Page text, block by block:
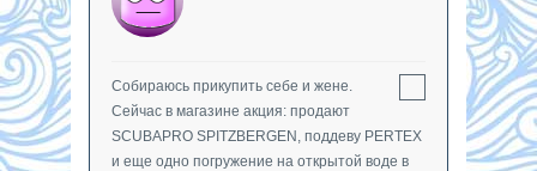
Собираюсь прикупить себе и жене.
Сейчас в магазине акция: продают
SCUBAPRO SPITZBERGEN, поддеву PERTEX
и еще одно погружение на открытой воде в